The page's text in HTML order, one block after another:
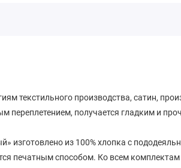
текстильного производства, сатин,
переплетением, получается гладким и
изготовлено из 100% хлопка с
печатным способом. Ко всем